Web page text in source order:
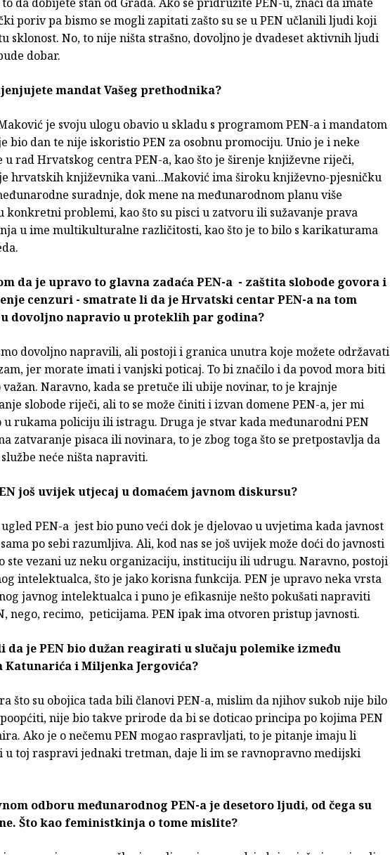
poriv pa bismo se mogli zapitati zašto su se u PEN učlanili ljudi koji
sklonost. No, to nije ništa strašno, dovoljno je dvadeset aktivnih ljudi
dobar.
mandat Vašeg prethodnika?
je svoju ulogu obavio u skladu s programom PEN-a i mandatom
bio dan te nije iskoristio PEN za osobnu promociju. Unio je i neke
u rad Hrvatskog centra PEN-a, kao što je širenje književne riječi,
hrvatskih književnika vani...Maković ima široku književno-pjesničku
suradnje, dok mene na međunarodnom planu više
konkretni problemi, kao što su pisci u zatvoru ili sužavanje prava
u ime multikulturalne različitosti, kao što je to bilo s karikaturama
da je upravo to glavna zadaća PEN-a - zaštita slobode govora i
cenzuri - smatrate li da je Hrvatski centar PEN-a na tom
dovoljno napravio u proteklih par godina?
dovoljno napravili, ali postoji i granica unutra koje možete održavati
jer morate imati i vanjski poticaj. To bi značilo i da povod mora biti
važan. Naravno, kada se pretuče ili ubije novinar, to je krajnje
slobode riječi, ali to se može činiti i izvan domene PEN-a, jer mi
u rukama policiju ili istragu. Druga je stvar kada međunarodni PEN
zatvaranje pisaca ili novinara, to je zbog toga što se pretpostavlja da
neće ništa napraviti.
još uvijek utjecaj u domaćem javnom diskursu?
PEN-a jest bio puno veći dok je djelovao u uvjetima kada javnost
po sebi razumljiva. Ali, kod nas se još uvijek može doći do javnosti
ste vezani uz neku organizaciju, instituciju ili udrugu. Naravno, postoji
intelektualca, što je jako korisna funkcija. PEN je upravo neka vrsta
javnog intelektualca i puno je efikasnije nešto pokušati napraviti
nego, recimo, peticijama. PEN ipak ima otvoren pristup javnosti.
da je PEN bio dužan reagirati u slučaju polemike između
Katunarića i Miljenka Jergovića?
što su obojica tada bili članovi PEN-a, mislim da njihov sukob nije bilo
nije bio takve prirode da bi se doticao principa po kojima PEN
Ako je o nečemu PEN mogao raspravljati, to je pitanje imaju li
u toj raspravi jednaki tretman, daje li im se ravnopravno medijski
odboru međunarodnog PEN-a je desetoro ljudi, od čega su
Što kao feministkinja o tome mislite?